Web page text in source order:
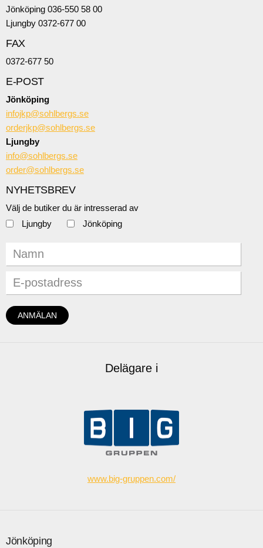
Jönköping 036-550 58 00
Ljungby 0372-677 00
FAX
0372-677 50
E-POST
Jönköping
infojkp@sohlbergs.se
orderjkp@sohlbergs.se
Ljungby
info@sohlbergs.se
order@sohlbergs.se
NYHETSBREV
Välj de butiker du är intresserad av
Ljungby
Jönköping
Delägare i
www.big-gruppen.com/
Jönköping